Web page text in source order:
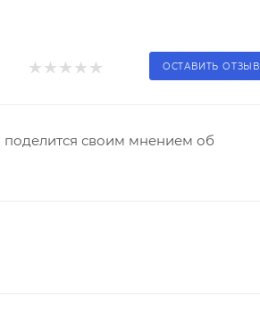
ОСТАВИТЬ ОТЗЫВ
поделится своим мнением об